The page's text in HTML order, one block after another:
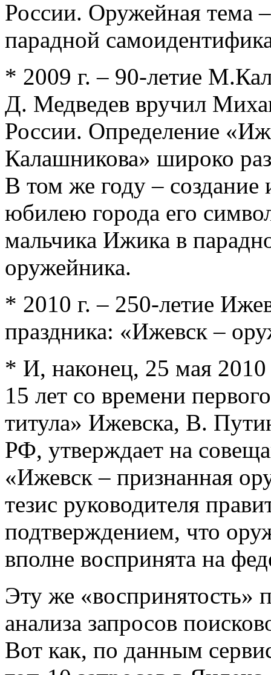
России. Оружейная тема
парадной
* 2009 г. – 90-летие
Д. Медведев вручил
России. Определение
Калашникова» широко
В том же году –
юбилею города его
мальчика Ижика в
оружейника.
* 2010 г. – 250-летие
праздника: «Ижевск –
* И, наконец, 25 мая 2010
15 лет со времени
титула» Ижевска, В.
РФ, утверждает на
«Ижевск – признанная
тезис руководителя
подтверждением, что
вполне воспринята на
Эту же «воспринятость»
анализа запросов
Вот как, по данным